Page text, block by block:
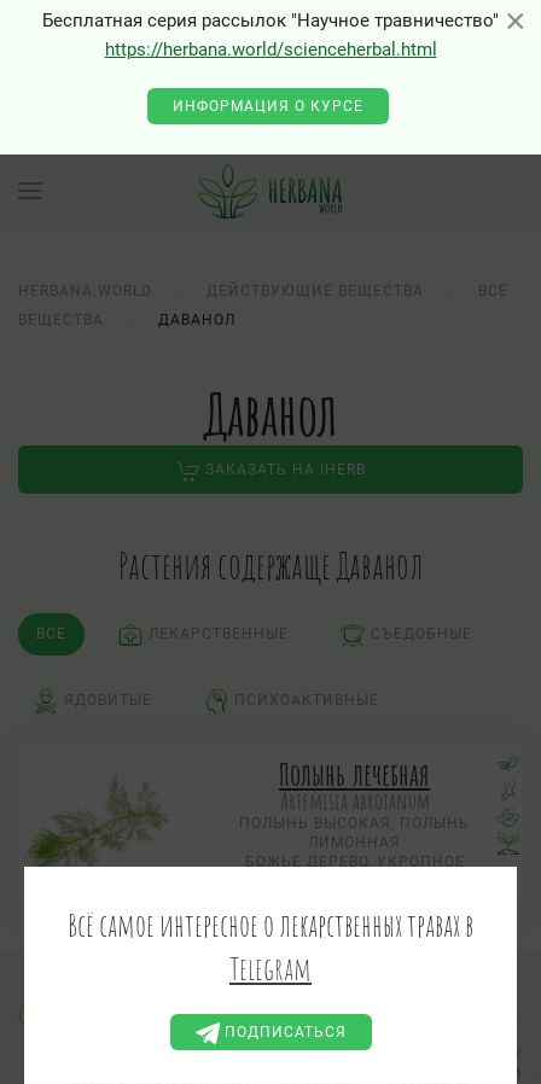
×
Бесплатная серия рассылок "Научное травничество"
https://herbana.world/scienceherbal.html
ИНФОРМАЦИЯ О КУРСЕ
HERBANA.WORLD ДЕЙСТВУЮЩИЕ ВЕЩЕСТВА
ВСЕ
ВЕЩЕСТВА
ДАВАНОЛ
Даванол
ЗАКАЗАТЬ НА IHERB
Растения содержаще Даванол
ВСЕ ЛЕКАРСТВЕННЫЕ СЪЕДОБНЫЕ
ЯДОВИТЫЕ ПСИХОАКТИВНЫЕ
Полынь лечебная
Artemisia abrotanum
ПОЛЫНЬ ВЫСОКАЯ, ПОЛЫНЬ
ЛИМОННАЯ
БОЖЬЕ ДЕРЕВО, УКРОПНОЕ
Информация предоставлена в ознакомительных целях.
АДМИНИСТРАЦИЯ САЙТА НЕ ВЫПОЛНЯЕТ ПРОВЕРКУ
ПРАКТИЧЕСКОЙ ПРИМЕНИМОСТИ И
×
Всё самое интересное о лекарственных травах в
Telegram
ПОДПИСАТЬСЯ
0 - Class "Joomla\Input\Json" not found